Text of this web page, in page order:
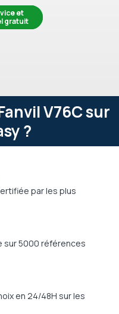
et
gratuit
V76C sur
?
par les plus
sur 5000 références
en 24/48H sur les